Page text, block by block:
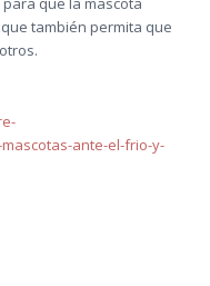
también permita que
ante-el-frio-y-